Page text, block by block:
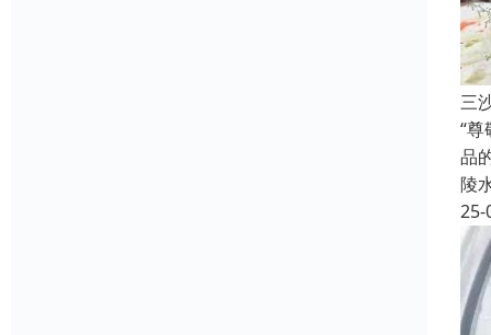
三
“
品
陵
25-